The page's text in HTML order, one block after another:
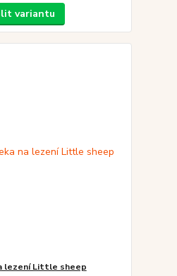
variantu
lezení Little sheep